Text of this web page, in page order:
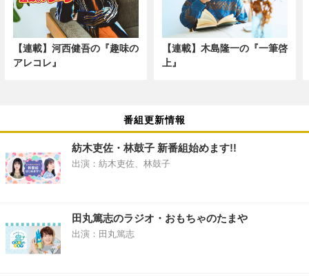
【連載】河西健吾の『趣味の
アレコレ』
【連載】木島隆一の『一筆啓
上』
番組更新情報
紡木吏佐・林鼓子 新番組始めます!!
出演：紡木吏佐、林鼓子
田丸篤志のラジオ・おもちゃのたまや
出演：田丸篤志